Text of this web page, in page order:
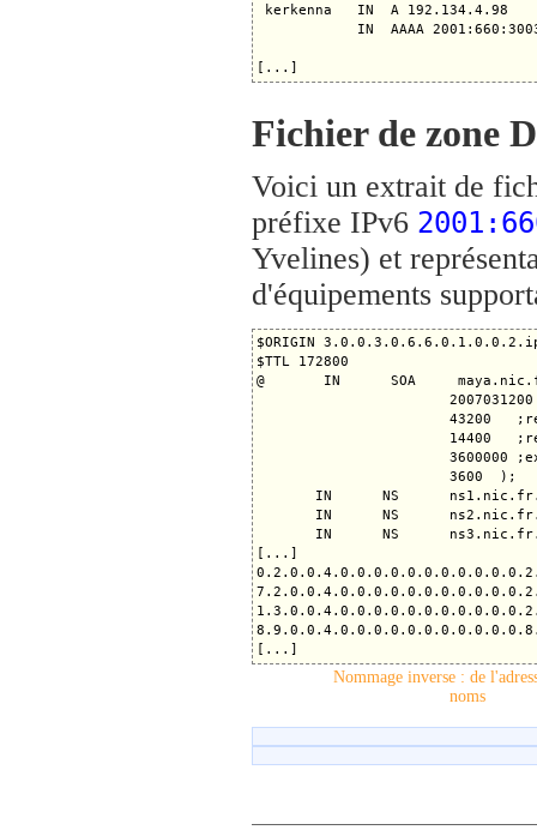
kerkenna   IN  A 192.134.4.98
IN  AAAA
Fichier de zone
Voici un extrait de
préfixe IPv6
Yvelines) et
d'équipements
$ORIGIN
$TTL 172800
@       IN      SOA
43200
14400
3600000
                       3600  );
IN      NS
IN      NS
IN      NS
[...]
Nommage inverse : de
noms